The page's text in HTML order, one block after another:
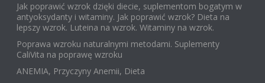
Jak poprawić wzrok dzięki diecie, suplementom bogatym w
antyoksydanty i witaminy. Jak poprawić wzrok? Dieta na
lepszy wzrok. Luteina na wzrok. Witaminy na wzrok.
Poprawa wzroku naturalnymi metodami. Suplementy
CaliVita na poprawę wzroku
ANEMIA, Przyczyny Anemii, Dieta